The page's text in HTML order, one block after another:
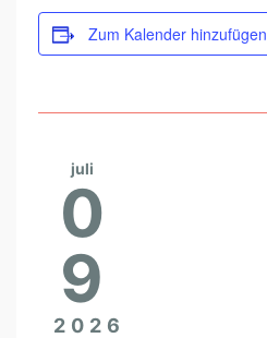
R
A
I
Zum Kalender hinzufügen
juli
0
9
2026